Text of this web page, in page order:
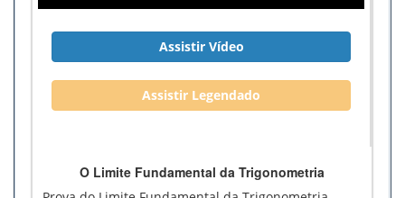
Assistir Vídeo
Assistir Legendado
O Limite Fundamental da Trigonometria